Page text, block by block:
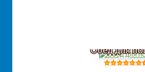
Обед для